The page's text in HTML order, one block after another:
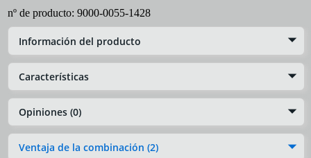
nº de producto: 9000-0055-1428
Información del producto
Características
Opiniones (0)
Ventaja de la combinación (2)